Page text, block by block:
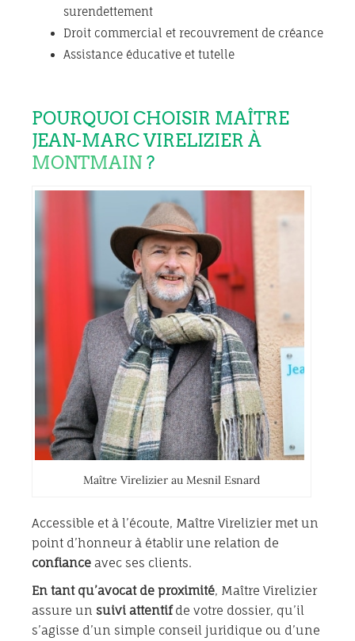
surendettement
Droit commercial et recouvrement de créance
Assistance éducative et tutelle
POURQUOI CHOISIR MAÎTRE
JEAN-MARC VIRELIZIER À
MONTMAIN ?
Maître Virelizier au Mesnil Esnard
Accessible et à l’écoute, Maître Virelizier met un
point d’honneur à établir une relation de
confiance avec ses clients.
En tant qu’avocat de proximité, Maître Virelizier
assure un suivi attentifde votre dossier, qu’il
s’agisse d’un simple conseil juridique ou d’une